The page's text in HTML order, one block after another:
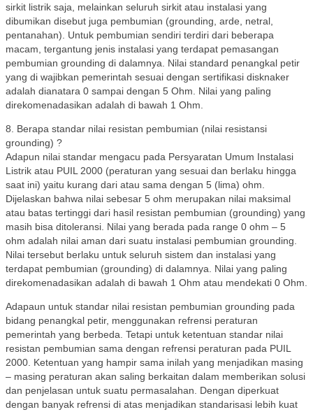
sirkit listrik saja, melainkan seluruh sirkit atau instalasi yang
dibumikan disebut juga pembumian (grounding, arde, netral,
pentanahan). Untuk pembumian sendiri terdiri dari beberapa
macam, tergantung jenis instalasi yang terdapat pemasangan
pembumian grounding di dalamnya. Nilai standard penangkal petir
yang di wajibkan pemerintah sesuai dengan sertifikasi disknaker
adalah dianatara 0 sampai dengan 5 Ohm. Nilai yang paling
direkomenadasikan adalah di bawah 1 Ohm.
8. Berapa standar nilai resistan pembumian (nilai resistansi
grounding) ?
Adapun nilai standar mengacu pada Persyaratan Umum Instalasi
Listrik atau PUIL 2000 (peraturan yang sesuai dan berlaku hingga
saat ini) yaitu kurang dari atau sama dengan 5 (lima) ohm.
Dijelaskan bahwa nilai sebesar 5 ohm merupakan nilai maksimal
atau batas tertinggi dari hasil resistan pembumian (grounding) yang
masih bisa ditoleransi. Nilai yang berada pada range 0 ohm – 5
ohm adalah nilai aman dari suatu instalasi pembumian grounding.
Nilai tersebut berlaku untuk seluruh sistem dan instalasi yang
terdapat pembumian (grounding) di dalamnya. Nilai yang paling
direkomenadasikan adalah di bawah 1 Ohm atau mendekati 0 Ohm.
Adapaun untuk standar nilai resistan pembumian grounding pada
bidang penangkal petir, menggunakan refrensi peraturan
pemerintah yang berbeda. Tetapi untuk ketentuan standar nilai
resistan pembumian sama dengan refrensi peraturan pada PUIL
2000. Ketentuan yang hampir sama inilah yang menjadikan masing
– masing peraturan akan saling berkaitan dalam memberikan solusi
dan penjelasan untuk suatu permasalahan. Dengan diperkuat
dengan banyak refrensi di atas menjadikan standarisasi lebih kuat